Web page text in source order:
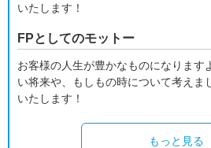
いたします！
FPとしてのモットー
お客様の人生が豊かなものになります
い将来や、もしもの時について考えま
いたします！
もっと見る